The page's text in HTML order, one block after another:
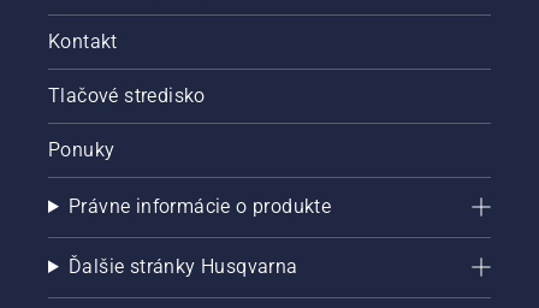
Kontakt
Tlačové stredisko
Ponuky
Právne informácie o produkte
Ďalšie stránky Husqvarna